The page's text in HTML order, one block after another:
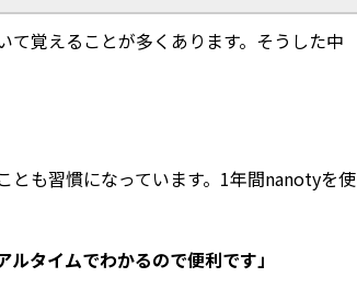
覚えることが多くあります。そうした中
とも習慣になっています。1年間nanotyを使
タイムでわかるので便利です」